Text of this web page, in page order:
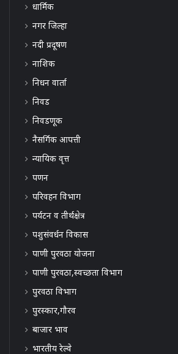
धार्मिक
नगर जिल्हा
नदी प्रदूषण
नाशिक
निधन वार्ता
निवड
निवडणूक
नैसर्गिक आपत्ती
न्यायिक वृत्त
पणन
परिवहन विभाग
पर्यटन व तीर्थक्षेत्र
पशुसंवर्धन विकास
पाणी पुरवठा योजना
पाणी पुरवठा,स्वच्छता विभाग
पुरवठा विभाग
पुरस्कार,गौरव
बाजार भाव
भारतीय रेल्वे